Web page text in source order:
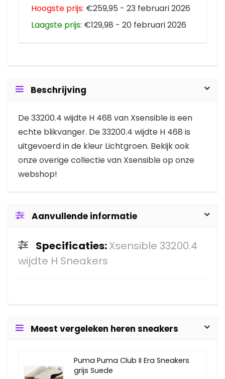
Hoogste prijs: €259,95 - 23 februari 2026
Laagste prijs: €129,98 - 20 februari 2026
Beschrijving
De 33200.4 wijdte H 468 van Xsensible is een
echte blikvanger. De 33200.4 wijdte H 468 is
uitgevoerd in de kleur Lichtgroen. Bekijk ook
onze overige collectie van Xsensible op onze
webshop!
Aanvullende informatie
Specificaties:Xsensible 33200.4
wijdte H Sneakers
Meest vergeleken heren sneakers
Puma Puma Club II Era Sneakers
grijs Suede